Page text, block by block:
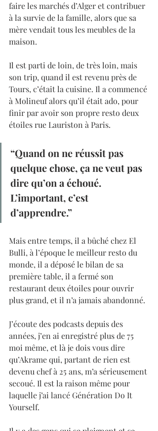
faire les marchés d’Alger et contribuer
à la survie de la famille, alors que sa
mère vendait tous les meubles de la
maison.
Il est parti de loin, de très loin, mais
son trip, quand il est revenu près de
Tours, c’était la cuisine. Il a commencé
à Molineuf alors qu’il était ado, pour
finir par avoir son propre resto deux
étoiles rue Lauriston à Paris.
“Quand on ne réussit pas
quelque chose, ça ne veut pas
dire qu’on a échoué.
L’important, c’est
d’apprendre.”
Mais entre temps, il a bûché chez El
Bulli, à l’époque le meilleur resto du
monde, il a déposé le bilan de sa
première table, il a fermé son
restaurant deux étoiles pour ouvrir
plus grand, et il n’a jamais abandonné.
J’écoute des podcasts depuis des
années, j’en ai enregistré plus de 75
moi même, et là je dois vous dire
qu’Akrame qui, partant de rien est
devenu chef à 25 ans, m’a sérieusement
secoué. Il est la raison même pour
laquelle j’ai lancé Génération Do It
Yourself.